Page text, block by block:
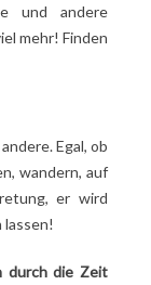
und andere
mehr! Finden
Egal, ob
wandern, auf
er wird
lassen!
durch die Zeit